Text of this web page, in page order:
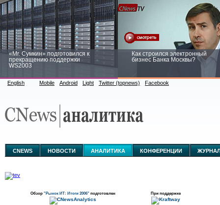
«Mr. Сумкин» подготовился к
прекращению поддержки
WS2003
Как строился электронный
бизнес Банка Москвы?
аналитике
English Mobile Android Light Twitter (topnews) Facebook
CNEWS НОВОСТИ АНАЛИТИКА КОНФЕРЕНЦИИ
Обзор "Рынок ИТ: Итоги 2006" подготовлен При поддержке